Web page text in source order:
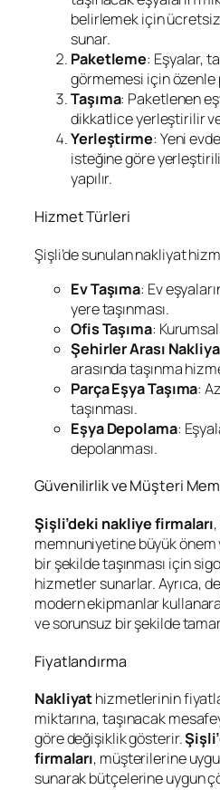
belirlemek için
sunar.
Paketleme: Eşyalar,
görmemesi için özenle
Taşıma: Paketlenen
dikkatlice yerleştirilir ve
Yerleştirme: Yeni
isteğine göre
yapılır.
Hizmet Türleri
Şişli’de sunulan nakliyat
Ev Taşıma: Ev
yere taşınması.
Ofis Taşıma:
Şehirler Arası
arasında taşınma
Parça Eşya Taşıma:
taşınması.
Eşya Depolama:
depolanması.
Güvenilirlik ve Müşteri
Şişli’deki nakliye firmaları
memnuniyetine büyük önem
bir şekilde taşınması için
hizmetler sunarlar. Ayrıca,
modern ekipmanlar
ve sorunsuz bir şekilde
Fiyatlandırma
Nakliyathizmetlerinin
miktarına, taşınacak
göre değişiklik gösterir.
firmaları, müşterilerine
sunarak bütçelerine uygun